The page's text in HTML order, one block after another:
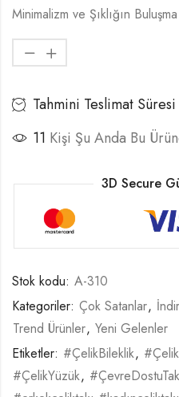
Minimalizm ve Şıklığın
Tahmini Teslimat Süresi
11 Kişi Şu Anda Bu
3D Secure
Stok kodu: A-310
Kategoriler: Çok Satanlar,
Trend Ürünler, Yeni Gelenler
Etiketler: #ÇelikBileklik,
#ÇelikYüzük,